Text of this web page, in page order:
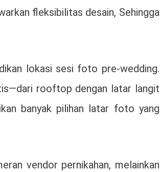
fleksibilitas desain, Sehingga
lokasi sesi foto pre-wedding.
rooftop dengan latar langit
banyak pilihan latar foto yang
vendor pernikahan, melainkan